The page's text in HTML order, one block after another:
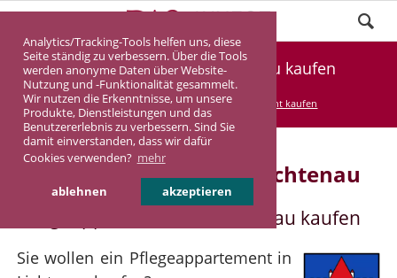
Analytics/Tracking-Tools helfen uns, diese
Seite ständig zu verbessern. Über die Tools
werden anonyme Daten über Website-
Nutzung und -Funktionalität gesammelt.
Wir nutzen die Erkenntnisse, um unsere
Produkte, Dienstleistungen und das
Benutzererlebnis zu verbessern. Sind Sie
damit einverstanden, dass wir dafür
Cookies verwenden? mehr
ablehnen akzeptieren
Pflegeappartement Lichtenau kaufen
DASINVEST Service Pflegeappartement kaufen
Pflegeappartement in Lichtenau
Pflegeappartement in Lichtenau kaufen
Sie wollen ein Pflegeappartement in